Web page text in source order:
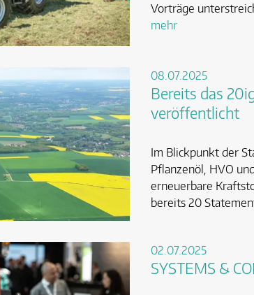
Vorträge
mehr
08.07.2025
Bereits das
veröffentlicht
Im Blickpunkt der
Pflanzenöl, HVO
erneuerbare
bereits 20
02.07.2025
SYSTEMS &